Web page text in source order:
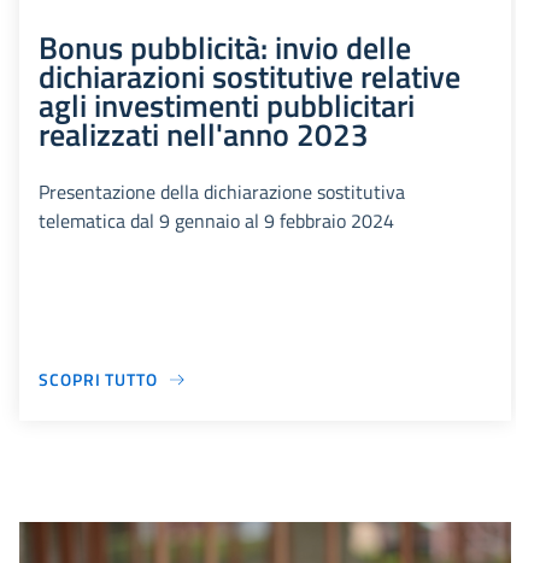
Bonus pubblicità: invio delle
dichiarazioni sostitutive relative
agli investimenti pubblicitari
realizzati nell'anno 2023
Presentazione della dichiarazione sostitutiva
telematica dal 9 gennaio al 9 febbraio 2024
SCOPRI TUTTO